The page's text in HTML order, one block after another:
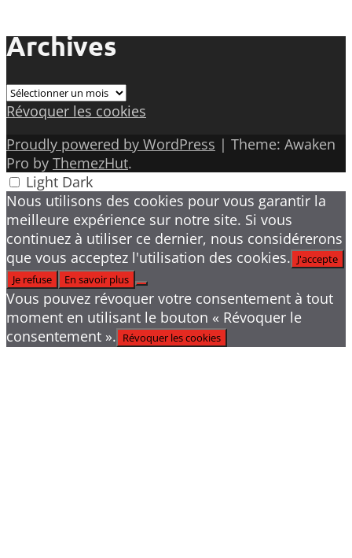
Archives
Archives
Révoquer les cookies
Proudly powered by WordPress | Theme: Awaken
Pro by ThemezHut.
Light Dark
Nous utilisons des cookies pour vous garantir la
meilleure expérience sur notre site. Si vous
continuez à utiliser ce dernier, nous considérerons
que vous acceptez l'utilisation des cookies. J'accepte
Je refuse
En savoir plus
Vous pouvez révoquer votre consentement à tout
moment en utilisant le bouton « Révoquer le
consentement ». Révoquer les cookies